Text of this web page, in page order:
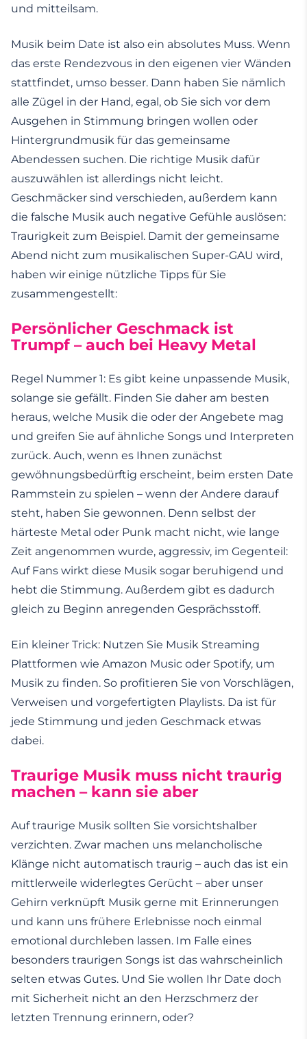
und mitteilsam.
Musik beim Date ist also ein absolutes Muss. Wenn
das erste Rendezvous in den eigenen vier Wänden
stattfindet, umso besser. Dann haben Sie nämlich
alle Zügel in der Hand, egal, ob Sie sich vor dem
Ausgehen in Stimmung bringen wollen oder
Hintergrundmusik für das gemeinsame
Abendessen suchen. Die richtige Musik dafür
auszuwählen ist allerdings nicht leicht.
Geschmäcker sind verschieden, außerdem kann
die falsche Musik auch negative Gefühle auslösen:
Traurigkeit zum Beispiel. Damit der gemeinsame
Abend nicht zum musikalischen Super-GAU wird,
haben wir einige nützliche Tipps für Sie
zusammengestellt:
Persönlicher Geschmack ist
Trumpf – auch bei Heavy Metal
Regel Nummer 1: Es gibt keine unpassende Musik,
solange sie gefällt. Finden Sie daher am besten
heraus, welche Musik die oder der Angebete mag
und greifen Sie auf ähnliche Songs und Interpreten
zurück. Auch, wenn es Ihnen zunächst
gewöhnungsbedürftig erscheint, beim ersten Date
Rammstein zu spielen – wenn der Andere darauf
steht, haben Sie gewonnen. Denn selbst der
härteste Metal oder Punk macht nicht, wie lange
Zeit angenommen wurde, aggressiv, im Gegenteil:
Auf Fans wirkt diese Musik sogar beruhigend und
hebt die Stimmung. Außerdem gibt es dadurch
gleich zu Beginn anregenden Gesprächsstoff.
Ein kleiner Trick: Nutzen Sie Musik Streaming
Plattformen wie Amazon Music oder Spotify, um
Musik zu finden. So profitieren Sie von Vorschlägen,
Verweisen und vorgefertigten Playlists. Da ist für
jede Stimmung und jeden Geschmack etwas
dabei.
Traurige Musik muss nicht traurig
machen – kann sie aber
Auf traurige Musik sollten Sie vorsichtshalber
verzichten. Zwar machen uns melancholische
Klänge nicht automatisch traurig – auch das ist ein
mittlerweile widerlegtes Gerücht – aber unser
Gehirn verknüpft Musik gerne mit Erinnerungen
und kann uns frühere Erlebnisse noch einmal
emotional durchleben lassen. Im Falle eines
besonders traurigen Songs ist das wahrscheinlich
selten etwas Gutes. Und Sie wollen Ihr Date doch
mit Sicherheit nicht an den Herzschmerz der
letzten Trennung erinnern, oder?